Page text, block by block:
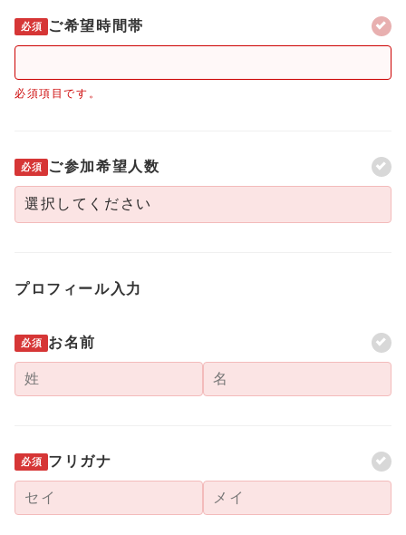
必須 ご希望時間帯
必須項目です。
必須 ご参加希望人数
プロフィール入力
必須 お名前
必須 フリガナ